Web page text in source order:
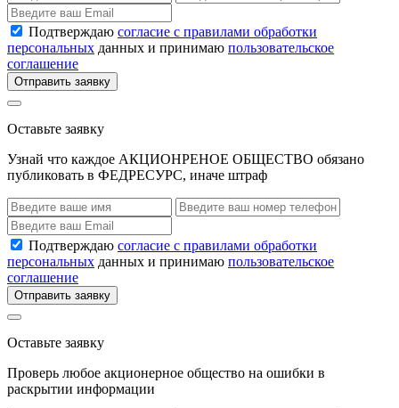
Подтверждаю согласие с правилами обработки
персональных данных и принимаю пользовательское
соглашение
Отправить заявку
Оставьте заявку
Узнай что каждое АКЦИОНРЕНОЕ ОБЩЕСТВО обязано
публиковать в ФЕДРЕСУРС, иначе штраф
Подтверждаю согласие с правилами обработки
персональных данных и принимаю пользовательское
соглашение
Отправить заявку
Оставьте заявку
Проверь любое акционерное общество на ошибки в
раскрытии информации